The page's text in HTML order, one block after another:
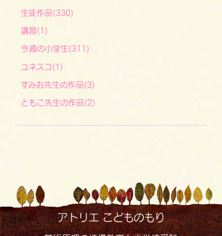
生徒作品(330)
講習(1)
今週の小学生(311)
ユネスコ(1)
すみお先生の作品(3)
ともこ先生の作品(2)
アトリエ こどものもり